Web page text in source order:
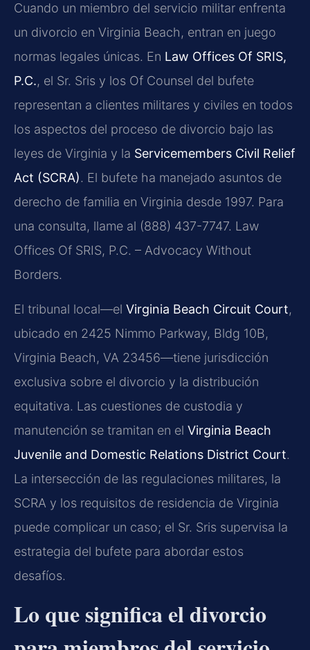
Cuando un miembro del servicio militar enfrenta
un divorcio en Virginia Beach, entran en juego
normas legales únicas. En Law Offices Of SRIS,
P.C., el Sr. Sris y los Of Counsel del bufete
representan a clientes militares y civiles en todos
los aspectos del proceso de divorcio bajo las
leyes de Virginia y la Servicemembers Civil Relief
Act (SCRA). El bufete ha manejado asuntos de
derecho de familia en Virginia desde 1997. Para
una consulta, llame al (888) 437-7747. Law
Offices Of SRIS, P.C. – Advocacy Without
Borders.
El tribunal local—el Virginia Beach Circuit Court,
ubicado en 2425 Nimmo Parkway, Bldg 10B,
Virginia Beach, VA 23456—tiene jurisdicción
exclusiva sobre el divorcio y la distribución
equitativa. Las cuestiones de custodia y
manutención se tramitan en el Virginia Beach
Juvenile and Domestic Relations District Court.
La intersección de las regulaciones militares, la
SCRA y los requisitos de residencia de Virginia
puede complicar un caso; el Sr. Sris supervisa la
estrategia del bufete para abordar estos
desafíos.
Lo que significa el divorcio